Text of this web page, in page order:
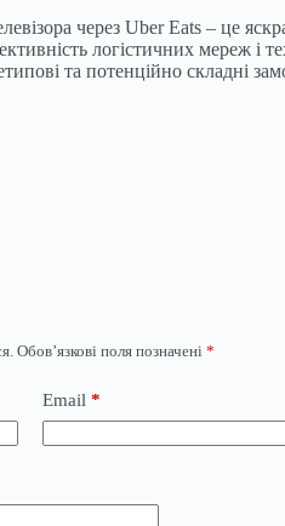
через Uber Eats – це
логістичних мереж і
та потенційно складні
Обов’язкові поля позначені *
Email *